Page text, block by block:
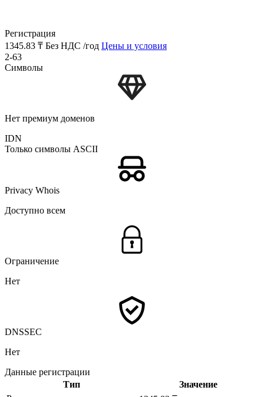
Регистрация
1345.83 ₸ Без НДС /год Цены и условия
2-63
Символы
Нет премиум доменов
IDN
Только символы ASCII
Privacy Whois
Доступно всем
Ограничение
Нет
DNSSEC
Нет
Данные регистрации
Тип
Значение